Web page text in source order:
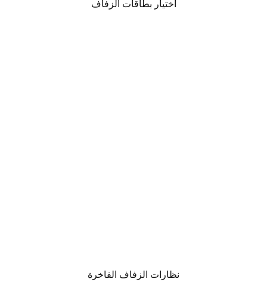
اختيار بطاقات الزفاف
نظارات الزفاف الفاخرة